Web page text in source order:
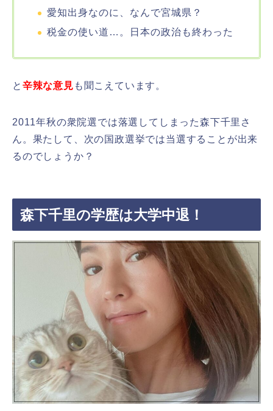
愛知出身なのに、なんで宮城県？
税金の使い道…。日本の政治も終わった
と 辛辣な意見 も聞こえています。
2011年秋の衆院選では落選してしまった森下千里さ
ん。果たして、次の国政選挙では当選することが出来
るのでしょうか？
森下千里の学歴は大学中退！